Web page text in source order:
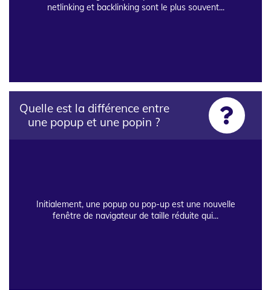
netlinking et backlinking sont le plus souvent...
Quelle est la différence entre
une popup et une popin ?
Initialement, une popup ou pop-up est une nouvelle
fenêtre de navigateur de taille réduite qui...